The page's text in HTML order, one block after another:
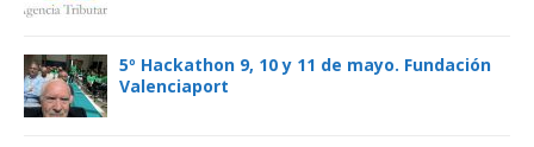
5º Hackathon 9, 10 y 11 de mayo. Fundación
Valenciaport